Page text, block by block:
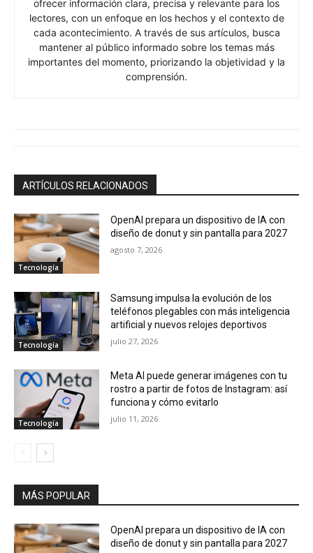
ofrecer información clara, precisa y relevante para los
lectores, con un enfoque en los hechos y el contexto de
cada acontecimiento. A través de sus artículos, busca
mantener al público informado sobre los temas más
importantes del momento, priorizando la objetividad y la
comprensión.
ARTÍCULOS RELACIONADOS
Tecnología
OpenAI prepara un dispositivo de IA con
diseño de donut y sin pantalla para 2027
agosto 7, 2026
Tecnología
Samsung impulsa la evolución de los
teléfonos plegables con más inteligencia
artificial y nuevos relojes deportivos
julio 27, 2026
Tecnología
Meta AI puede generar imágenes con tu
rostro a partir de fotos de Instagram: así
funciona y cómo evitarlo
julio 11, 2026
MÁS POPULAR
OpenAI prepara un dispositivo de IA con
diseño de donut y sin pantalla para 2027